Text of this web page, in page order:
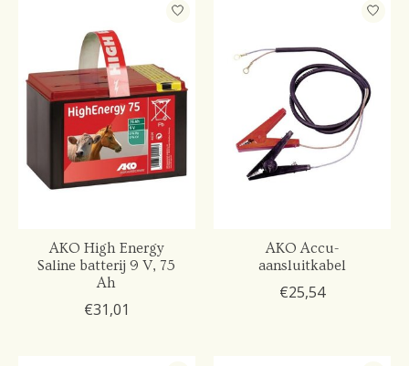
AKO High Energy
Saline batterij 9 V, 75
Ah
€31,01
AKO Accu-
aansluitkabel
€25,54